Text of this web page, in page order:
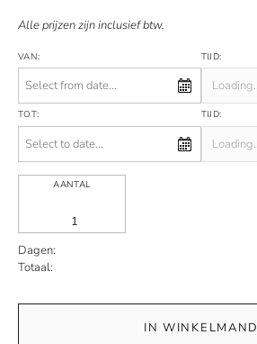
Alle prijzen zijn inclusief btw.
VAN: TIJD:
TOT: TIJD:
AANTAL
Dagen:
Totaal:
IN WINKELMAND